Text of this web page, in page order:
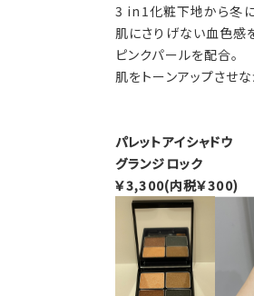
3 in1化粧下地から冬
肌にさりげない血色感
ピンクパールを配合。
肌をトーンアップさせ
パレットアイシャドウ
グランジロック
￥3,300(内税￥300)